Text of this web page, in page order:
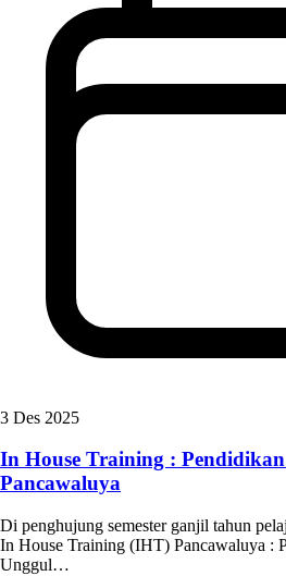
3 Des 2025
In House Training :
Pancawaluya
Di penghujung semester ganjil tahun
In House Training (IHT) Pancawaluya :
Unggul…